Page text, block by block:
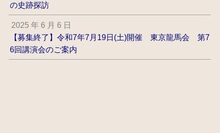
の史跡探訪
2025 年 6 月 6 日
【募集終了】令和7年7月19日(土)開催 東京龍馬会 第7
6回講演会のご案内